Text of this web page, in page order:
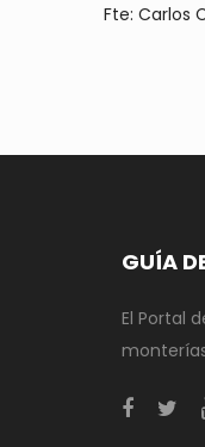
Fte: Carlos
GUÍA
El Portal